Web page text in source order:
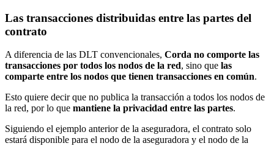
Las transacciones distribuidas entre las partes del
contrato
A diferencia de las DLT convencionales, Corda no comporte las
transacciones por todos los nodos de la red, sino que las
comparte entre los nodos que tienen transacciones en común.
Esto quiere decir que no publica la transacción a todos los nodos de
la red, por lo que mantiene la privacidad entre las partes.
Siguiendo el ejemplo anterior de la aseguradora, el contrato solo
estará disponible para el nodo de la aseguradora y el nodo de la